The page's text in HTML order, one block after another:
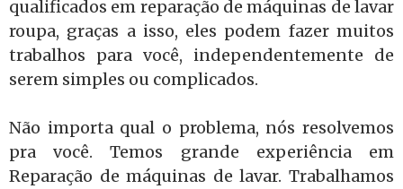
qualificados em reparação de máquinas de lavar
roupa, graças a isso, eles podem fazer muitos
trabalhos para você, independentemente de
serem simples ou complicados.
Não importa qual o problema, nós resolvemos
pra você. Temos grande experiência em
Reparação de máquinas de lavar. Trabalhamos